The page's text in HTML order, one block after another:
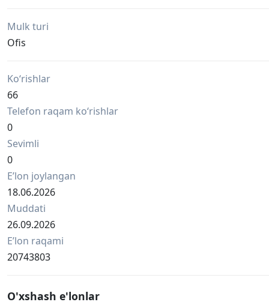
• Этаж: подвальный
• Площадь: 35м2
• Парковка: свободная
Риэлторская комиссия 50% от одного месяца аренды
Mulk turi
Ofis
Ko‘rishlar
66
Telefon raqam ko‘rishlar
0
Sevimli
0
Eʼlon joylangan
18.06.2026
Muddati
26.09.2026
Eʼlon raqami
20743803
O'xshash e'lonlar